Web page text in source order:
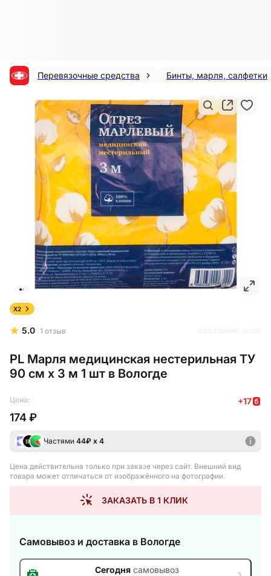
Перевязочные средства Бинты, марля, салфетки
5.0 1 отзыв
PL Марля медицинская нестерильная ТУ
90 см х 3 м 1 шт в Вологде
X2
Цена: +17
174 ₽
Частями 44₽ х 4
Цена действительна только при заказе через сайт. Внешний вид
товара может отличаться от изображённого на фотографии.
ЗАКАЗАТЬ В 1 КЛИК
Самовывоз и доставка в Вологде
Сегоднясамовывоз